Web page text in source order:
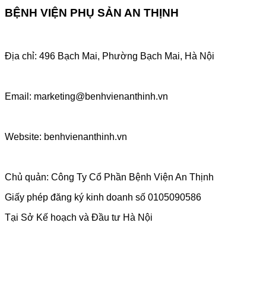
BỆNH VIỆN PHỤ SẢN AN THỊNH
Địa chỉ: 496 Bạch Mai, Phường Bạch Mai, Hà Nội
Email: marketing@benhvienanthinh.vn
Website: benhvienanthinh.vn
Chủ quản: Công Ty Cổ Phần Bệnh Viện An Thịnh
Giấy phép đăng ký kinh doanh số 0105090586
Tại Sở Kế hoạch và Đầu tư Hà Nội